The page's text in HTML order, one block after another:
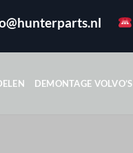
DEMONTAGE VOLVO’S